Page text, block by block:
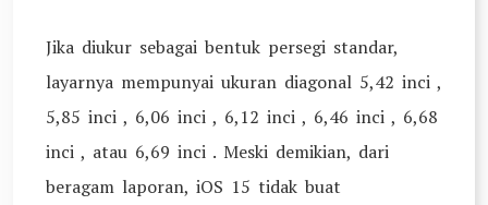
Jika diukur sebagai bentuk persegi standar,
layarnya mempunyai ukuran diagonal 5,42 inci ,
5,85 inci , 6,06 inci , 6,12 inci , 6,46 inci , 6,68
inci , atau 6,69 inci . Meski demikian, dari
beragam laporan, iOS 15 tidak buat